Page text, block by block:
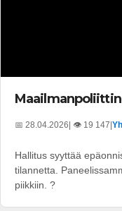
📅 28.04.2026| 👁️ 19 147|
Hallitus syyttää
tilannetta.
piikkiin. ?